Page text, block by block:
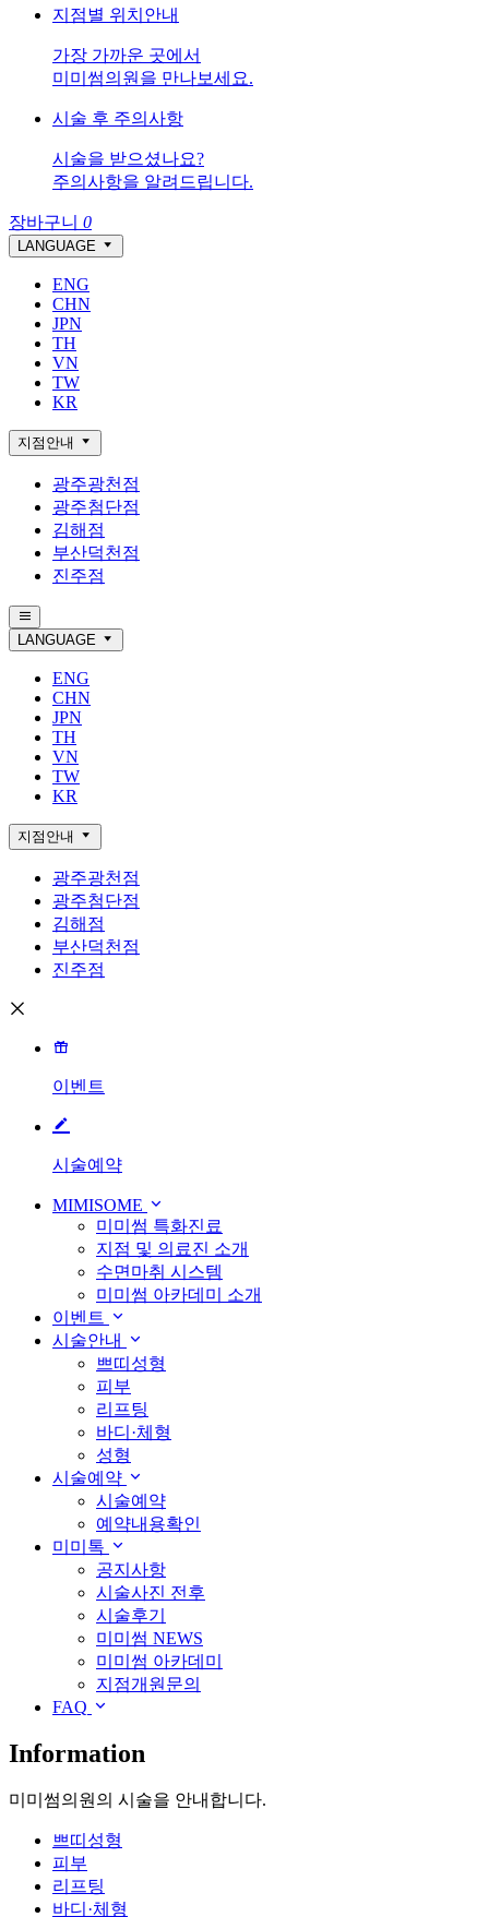
지점별 위치안내
가장 가까운 곳에서
미미썸의원을 만나보세요.
시술 후 주의사항
시술을 받으셨나요?
주의사항을 알려드립니다.
장바구니 0
LANGUAGE
ENG
CHN
JPN
TH
VN
TW
KR
지점안내
광주광천점
광주첨단점
김해점
부산덕천점
진주점
LANGUAGE
ENG
CHN
JPN
TH
VN
TW
KR
지점안내
광주광천점
광주첨단점
김해점
부산덕천점
진주점
이벤트
시술예약
MIMISOME
미미썸 특화진료
지점 및 의료진 소개
수면마취 시스템
미미썸 아카데미 소개
이벤트
시술안내
쁘띠성형
피부
리프팅
바디·체형
성형
시술예약
시술예약
예약내용확인
미미톡
공지사항
시술사진 전후
시술후기
미미썸 NEWS
미미썸 아카데미
지점개원문의
FAQ
Information
미미썸의원의 시술을 안내합니다.
쁘띠성형
피부
리프팅
바디·체형